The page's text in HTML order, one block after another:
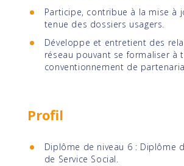
Participe, contribue à la mise à
tenue des dossiers usagers.
Développe et entretient des
réseau pouvant se formaliser à
conventionnement de
Profil
Diplôme de niveau 6 : Diplôme
de Service Social.